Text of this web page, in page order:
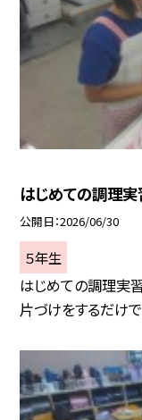
はじめての調理実
公開日 2026/06/30
５年生
はじめての調理実習
片づけをするだけ